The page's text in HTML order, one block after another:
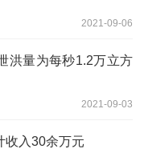
2021-09-06
洪量为每秒1.2万立方
2021-09-03
收入30余万元